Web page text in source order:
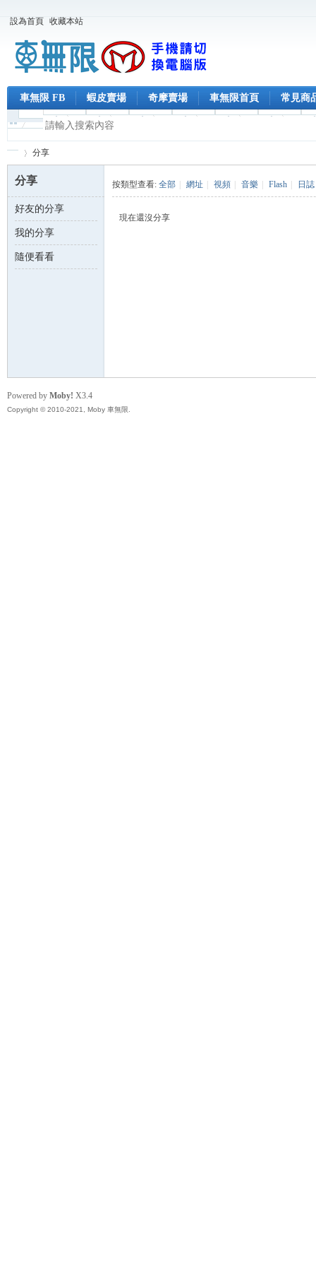
設為首頁 收藏本站
車無限 FB 蝦皮賣場 奇摩賣場 車無限首頁 常見商
車 ›
分享
分享
好友的分享
我的分享
隨便看看
按類型查看: 全部 網址 視頻 音樂 Flash 日誌
現在還沒分享
Powered by Moby! X3.4
Copyright © 2010-2021, Moby 車無限.